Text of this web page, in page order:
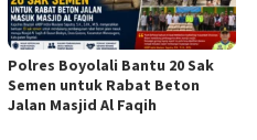
Polres Boyolali Bantu 20 Sak
Semen untuk Rabat Beton
Jalan Masjid Al Faqih